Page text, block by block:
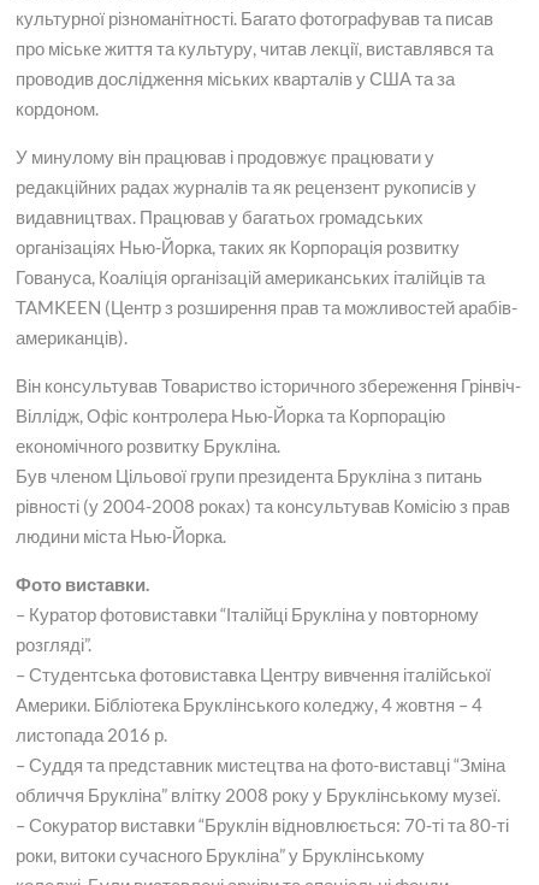
культурної різноманітності. Багато фотографував та писав
про міське життя та культуру, читав лекції, виставлявся та
проводив дослідження міських кварталів у США та за
кордоном.
У минулому він працював і продовжує працювати у
редакційних радах журналів та як рецензент рукописів у
видавництвах. Працював у багатьох громадських
організаціях Нью-Йорка, таких як Корпорація розвитку
Говануса, Коаліція організацій американських італійців та
TAMKEEN (Центр з розширення прав та можливостей арабів-
американців).
Він консультував Товариство історичного збереження Грінвіч-
Віллідж, Офіс контролера Нью-Йорка та Корпорацію
економічного розвитку Брукліна.
Був членом Цільової групи президента Брукліна з питань
рівності (у 2004-2008 роках) та консультував Комісію з прав
людини міста Нью-Йорка.
Фото виставки.
– Куратор фотовиставки “Італійці Брукліна у повторному
розгляді”.
– Студентська фотовиставка Центру вивчення італійської
Америки. Бібліотека Бруклінського коледжу, 4 жовтня – 4
листопада 2016 р.
– Суддя та представник мистецтва на фото-виставці “Зміна
обличчя Брукліна” влітку 2008 року у Бруклінському музеї.
– Сокуратор виставки “Бруклін відновлюється: 70-ті та 80-ті
роки, витоки сучасного Брукліна” у Бруклінському